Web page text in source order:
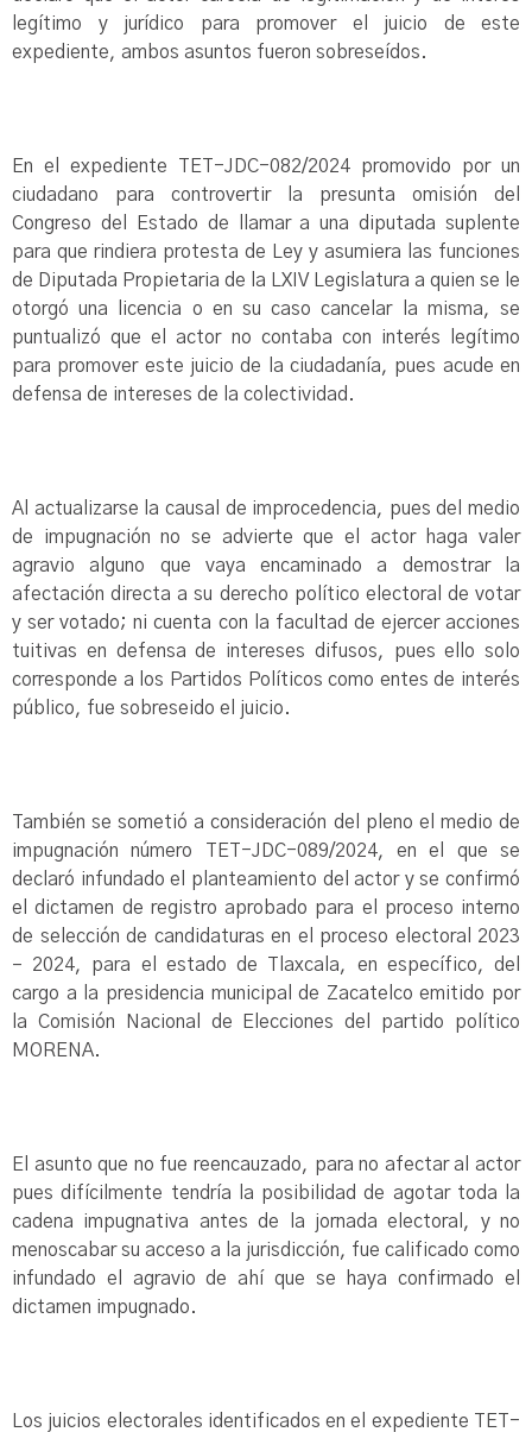
legítimo y jurídico para promover el juicio de este
expediente, ambos asuntos fueron sobreseídos.
En el expediente TET-JDC-082/2024 promovido por un
ciudadano para controvertir la presunta omisión del
Congreso del Estado de llamar a una diputada suplente
para que rindiera protesta de Ley y asumiera las funciones
de Diputada Propietaria de la LXIV Legislatura a quien se le
otorgó una licencia o en su caso cancelar la misma, se
puntualizó que el actor no contaba con interés legítimo
para promover este juicio de la ciudadanía, pues acude en
defensa de intereses de la colectividad.
Al actualizarse la causal de improcedencia, pues del medio
de impugnación no se advierte que el actor haga valer
agravio alguno que vaya encaminado a demostrar la
afectación directa a su derecho político electoral de votar
y ser votado; ni cuenta con la facultad de ejercer acciones
tuitivas en defensa de intereses difusos, pues ello solo
corresponde a los Partidos Políticos como entes de interés
público, fue sobreseido el juicio.
También se sometió a consideración del pleno el medio de
impugnación número TET-JDC-089/2024, en el que se
declaró infundado el planteamiento del actor y se confirmó
el dictamen de registro aprobado para el proceso interno
de selección de candidaturas en el proceso electoral 2023
– 2024, para el estado de Tlaxcala, en específico, del
cargo a la presidencia municipal de Zacatelco emitido por
la Comisión Nacional de Elecciones del partido político
MORENA.
El asunto que no fue reencauzado, para no afectar al actor
pues difícilmente tendría la posibilidad de agotar toda la
cadena impugnativa antes de la jornada electoral, y no
menoscabar su acceso a la jurisdicción, fue calificado como
infundado el agravio de ahí que se haya confirmado el
dictamen impugnado.
Los juicios electorales identificados en el expediente TET-